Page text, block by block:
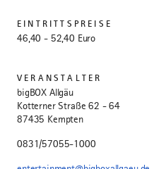
EINTRITTSPREISE
46,40 - 52,40 Euro
VERANSTALTER
bigBOX Allgäu
Kotterner Straße 62 - 64
87435 Kempten
0831/57055-1000